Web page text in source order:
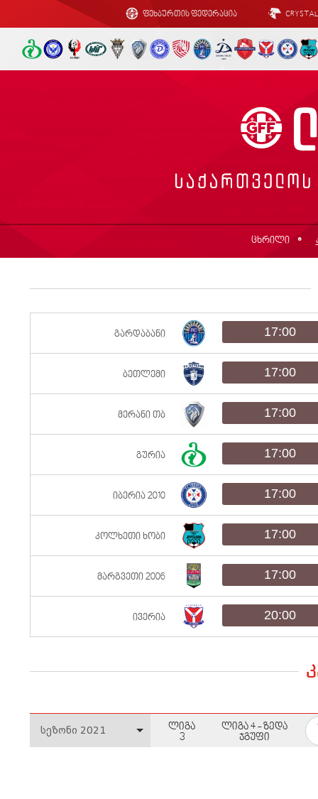
ფეხბურთის ფედერაცია
ცხრილი
გარდაბანი 17:00
ბეთლემი 17:00
მერანი თბ 17:00
გურია 17:00
იბერია 2010 17:00
კოლხეთი ხობი 17:00
მარგვეთი 2006 17:00
ივერია 20:00
ლიგა
3
ლიგა 4 - ზედა
ჯგუფი